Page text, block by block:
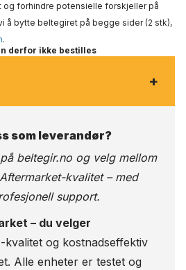
og forhindre potensielle forskjeller på
å bytte beltegiret på begge sider (2 stk),
.
derfor ikke bestilles
+
som leverandør?
beltegir.no og velg mellom
kvalitet – med
support.
– du velger
kvalitet og kostnadseffektiv
Alle enheter er testet og